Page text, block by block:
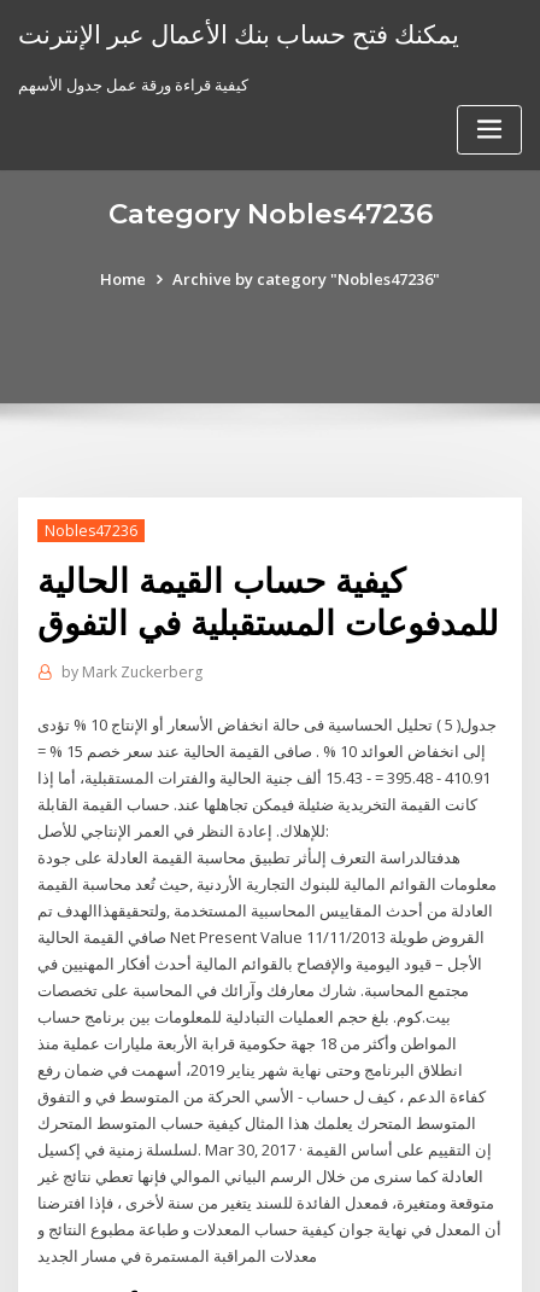
يمكنك فتح حساب بنك الأعمال عبر الإنترنت
كيفية قراءة ورقة عمل جدول الأسهم
Category Nobles47236
Home Archive by category "Nobles47236"
Nobles47236
كيفية حساب القيمة الحالية
للمدفوعات المستقبلية في التفوق
by Mark Zuckerberg
جدول( 5 ) تحليل الحساسية فى حالة انخفاض الأسعار أو الإنتاج 10 % تؤدى
إلى انخفاض العوائد 10 % . صافى القيمة الحالية عند سعر خصم 15 % =
410.91 - 395.48 = - 15.43 ألف جنية الحالية والفترات المستقبلية، أما إذا
كانت القيمة التخريدية ضئيلة فيمكن تجاهلها عند. حساب القيمة القابلة
للإهلاك. إعادة النظر في العمر الإنتاجي للأصل:
هدفتالدراسة التعرف إلىأثر تطبيق محاسبة ﺍﻟﻘﻴﻤﺔ ﺍﻟﻌﺎﺩﻟﺔ ﻋﻠﻰ جودة
معلومات القوائم المالية للبنوك التجارية الأردنية ,حيث تُعد محاسبة القيمة
العادلة من أحدث المقاييس المحاسبية المستخدمة ,ولتحقيقهذاالهدف تم
صافي القيمة الحالية Net Present Value 11/11/2013 القروض طويلة
الأجل – قيود اليومية والإفصاح بالقوائم المالية أحدث أفكار المهنيين في
مجتمع المحاسبة. شارك معارفك وآرائك في المحاسبة على تخصصات
بيت.كوم. بلغ حجم العمليات التبادلية للمعلومات بين برنامج حساب
المواطن وأكثر من 18 جهة حكومية قرابة الأربعة مليارات عملية منذ
انطلاق البرنامج وحتى نهاية شهر يناير 2019، أسهمت في ضمان رفع
كفاءة الدعم ، كيف ل حساب - الأسي الحركة من المتوسط في و التفوق
المتوسط المتحرك يعلمك هذا المثال كيفية حساب المتوسط المتحرك
لسلسلة زمنية في إكسيل. Mar 30, 2017 · إن التقييم على أساس القيمة
العادلة كما سنرى من خلال الرسم البياني الموالي فإنها تعطي نتائج غير
متوقعة ومتغيرة، فمعدل الفائدة للسند يتغير من سنة لأخرى ، فإذا افترضنا
أن المعدل في نهاية جوان كيفية حساب المعدلات و طباعة مطبوع النتائج و
معدلات المراقبة المستمرة في مسار الجديد